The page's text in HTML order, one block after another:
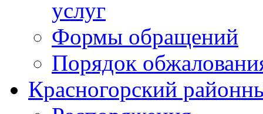
услуг
Формы обращений
Порядок
Красногорский